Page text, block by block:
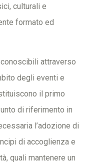
culturali e
formato ed
attraverso
degli eventi e
il primo
di riferimento in
l’adozione di
di accoglienza e
quali mantenere un